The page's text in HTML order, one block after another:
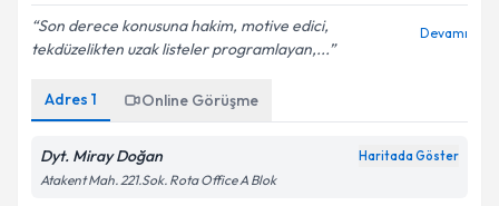
Metni'ni okudum ve kişisel verilerimin belirtilen
kapsamda işlenmesini kabul ediyorum.
Takvim Talebini Gönder
Son derece konusuna hakim, motive edici,
tekdüzelikten uzak listeler programlayan,...
Devamı
Adres 1 Online Görüşme
Dyt. Miray Doğan Haritada Göster
Atakent Mah. 221.Sok. Rota Office A Blok